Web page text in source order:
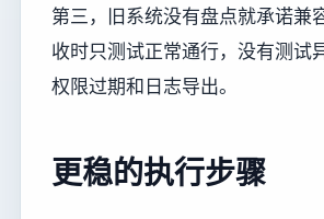
第三，旧系统没有盘点就承诺兼
收时只测试正常通行，没有测试
权限过期和日志导出。
更稳的执行步骤